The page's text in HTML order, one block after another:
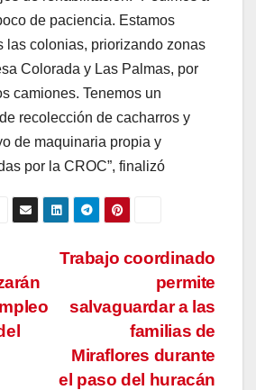
de paciencia. Estamos
las colonias, priorizando zonas
Colorada y Las Palmas, por
camiones. Tenemos un
recolección de cacharros y
de maquinaria propia y
por la CROC”, finalizó
Trabajo coordinado
permite
salvaguardar a las
familias de
Miraflores durante
el paso del huracán